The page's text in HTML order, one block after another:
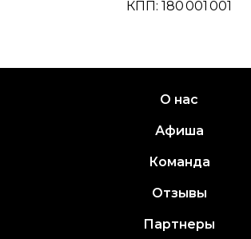
КПП: 180 001 001
О нас
Афиша
Команда
Отзывы
Партнеры